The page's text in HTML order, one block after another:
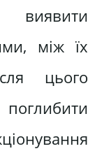
між їх
цього